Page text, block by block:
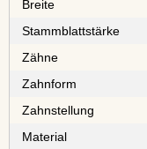
Breite
Stammblattstärke
Zähne
Zahnform
Zahnstellung
Material